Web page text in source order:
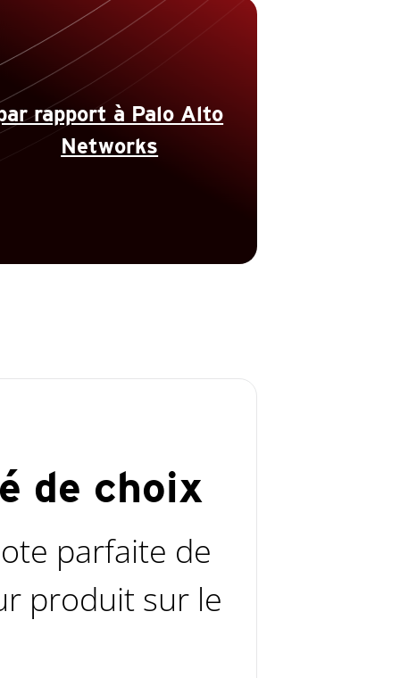
rapport à Palo Alto
Networks
de choix
parfaite de
produit sur le